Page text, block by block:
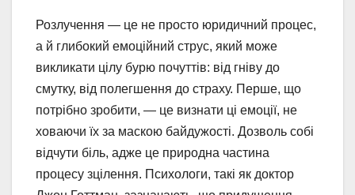
Розлучення — це не просто юридичний процес,
а й глибокий емоційний струс, який може
викликати цілу бурю почуттів: від гніву до
смутку, від полегшення до страху. Перше, що
потрібно зробити, — це визнати ці емоції, не
ховаючи їх за маскою байдужості. Дозволь собі
відчути біль, адже це природна частина
процесу зцілення. Психологи, такі як доктор